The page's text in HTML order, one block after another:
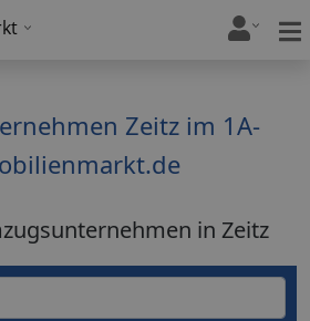
Zeitz im 1A-
in Zeitz